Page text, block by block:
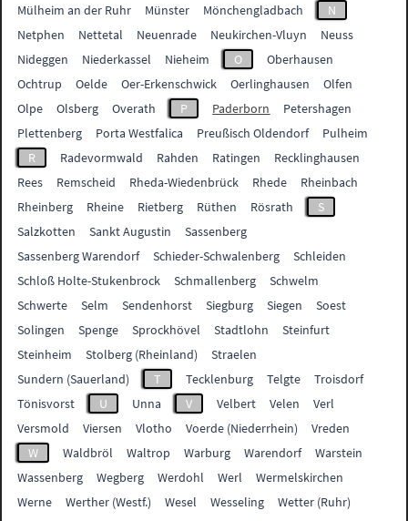
Mülheim an der Ruhr
Münster Mönchengladbach
N
Netphen
Nettetal Neuenrade Neukirchen-Vluyn
Neuss
Nideggen
Niederkassel Nieheim O
Oberhausen
Ochtrup
Oelde Oer-Erkenschwick Oerlinghausen
Olfen
Olpe
Olsberg Overath P Paderborn
Petershagen
Plettenberg
Porta Westfalica Preußisch Oldendorf
Pulheim
R
Radevormwald Rahden Ratingen
Recklinghausen
Rees
Remscheid Rheda-Wiedenbrück Rhede
Rheinbach
Rheinberg
Rheine Rietberg Rüthen Rösrath
S
Salzkotten
Sankt Augustin
Sassenberg
Sassenberg Warendorf
Schieder-Schwalenberg
Schleiden
Schloß Holte-Stukenbrock
Schmallenberg
Schwelm
Schwerte
Selm Sendenhorst Siegburg Siegen
Soest
Solingen
Spenge Sprockhövel Stadtlohn
Steinfurt
Steinheim
Stolberg (Rheinland)
Straelen
Sundern (Sauerland)
T Tecklenburg Telgte
Troisdorf
Tönisvorst
U Unna V Velbert Velen
Verl
Versmold
Viersen Vlotho Voerde (Niederrhein)
Vreden
W
Waldbröl Waltrop Warburg Warendorf
Warstein
Wassenberg
Wegberg Werdohl Werl
Wermelskirchen
Werne
Werther (Westf.) Wesel Wesseling
Wetter (Ruhr)